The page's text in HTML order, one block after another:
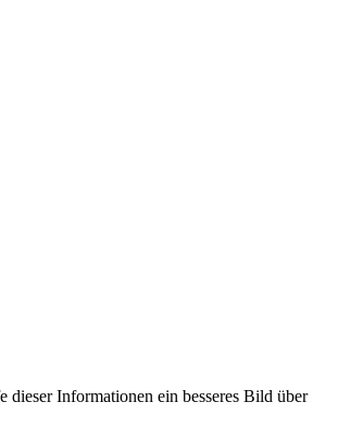
Informationen ein besseres Bild über